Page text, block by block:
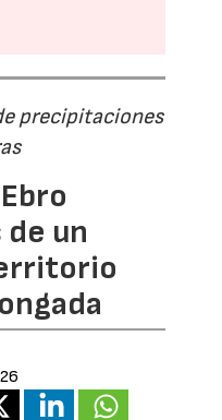
precipitaciones
un